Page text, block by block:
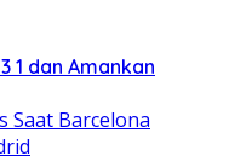
1 dan Amankan